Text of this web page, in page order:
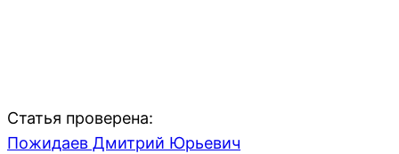
Статья проверена:
Пожидаев Дмитрий Юрьевич